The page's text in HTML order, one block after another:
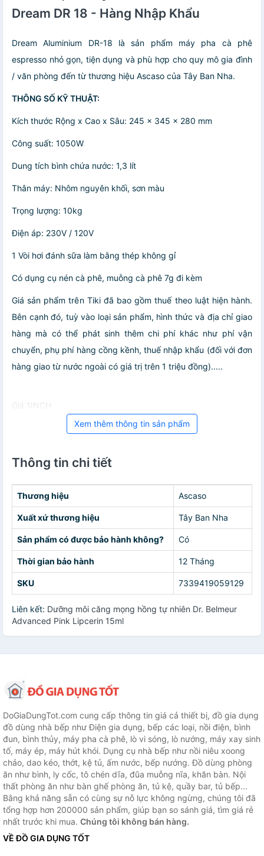
Dream DR 18 - Hàng Nhập Khẩu
Dream Aluminium DR-18 là sản phẩm máy pha cà phê
espresso nhỏ gọn, tiện dụng và phù hợp cho quy mô gia đình
/ văn phòng đến từ thương hiệu Ascaso của Tây Ban Nha.
THÔNG SỐ KỸ THUẬT:
Kích thước Rộng x Cao x Sâu: 245 x 345 x 280 mm
Công suất: 1050W
Dung tích bình chứa nước: 1,3 lít
Thân máy: Nhôm nguyên khối, sơn màu
Trọng lượng: 10kg
Điện áp: 230V / 120V
1 Vòi hơi đánh sữa làm bằng thép không gỉ
Có dụng cụ nén cà phê, muỗng cà phê 7g đi kèm
Giá sản phẩm trên Tiki đã bao gồm thuế theo luật hiện hành.
Bên cạnh đó, tuỳ vào loại sản phẩm, hình thức và địa chỉ giao
hàng mà có thể phát sinh thêm chi phí khác như phí vận
chuyển, phụ phí hàng cồng kềnh, thuế nhập khẩu (đối với đơn
hàng giao từ nước ngoài có giá trị trên 1 triệu đồng).....
Giá 1INCH
Xem thêm thông tin sản phẩm
Thông tin chi tiết
Thương hiệu Ascaso
Xuất xứ thương hiệu Tây Ban Nha
Sản phẩm có được bảo hành không? Có
Thời gian bảo hành 12 Tháng
SKU 7339419059129
Liên kết: Dưỡng môi căng mọng hồng tự nhiên Dr. Belmeur
Advanced Pink Lipcerin 15ml
DoGiaDungTot.com cung cấp thông tin giá cả thiết bị, đồ gia dụng
đồ dùng nhà bếp như Điện gia dụng, bếp các loại, nồi điện, bình
đun, bình thủy, máy pha cà phê, lò vi sóng, lò nướng, máy xay sinh
tố, máy ép, máy hút khói. Dụng cụ nhà bếp như nồi niêu xoong
chảo, dao kéo, thớt, kệ tủ, ấm nước, bếp nướng. Đồ dùng phòng
ăn như bình, ly cốc, tô chén dĩa, đũa muỗng nĩa, khăn bàn. Nội
thất phòng ăn như bàn ghế phòng ăn, tủ kệ, quầy bar, tủ bếp...
Bằng khả năng sẵn có cùng sự nỗ lực không ngừng, chúng tôi đã
tổng hợp hơn 200000 sản phẩm, giúp bạn so sánh giá, tìm giá rẻ
nhất trước khi mua. Chúng tôi không bán hàng.
VỀ ĐỒ GIA DỤNG TỐT